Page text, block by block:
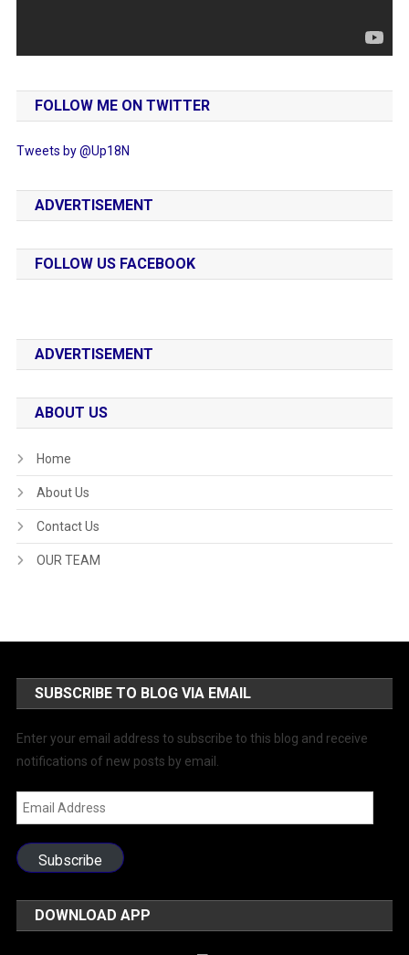
FOLLOW ME ON TWITTER
Tweets by @Up18N
ADVERTISEMENT
FOLLOW US FACEBOOK
ADVERTISEMENT
ABOUT US
Home
About Us
Contact Us
OUR TEAM
SUBSCRIBE TO BLOG VIA EMAIL
Enter your email address to subscribe to this blog and receive
notifications of new posts by email.
Email
Address
Subscribe
DOWNLOAD APP